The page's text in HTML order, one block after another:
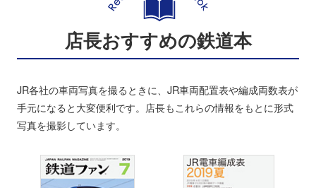
店長おすすめの鉄道本
JR各社の車両写真を撮るときに、JR車両配置表や編成両数表が
手元になると大変便利です。店長もこれらの情報をもとに形式
写真を撮影しています。